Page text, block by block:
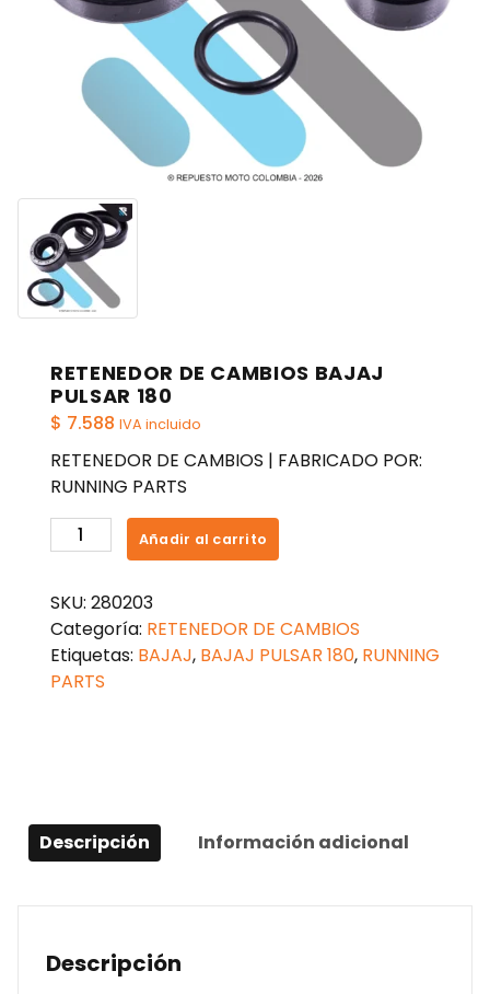
RETENEDOR DE CAMBIOS BAJAJ
PULSAR 180
$ 7.588 IVA incluido
RETENEDOR DE CAMBIOS | FABRICADO POR:
RUNNING PARTS
RETENEDOR
DE
BAJAJ
PULSAR
180
cantidad
Añadir al carrito
SKU: 280203
Categoría: RETENEDOR DE CAMBIOS
Etiquetas: BAJAJ, BAJAJ PULSAR 180, RUNNING
PARTS
Descripción Información adicional
Descripción